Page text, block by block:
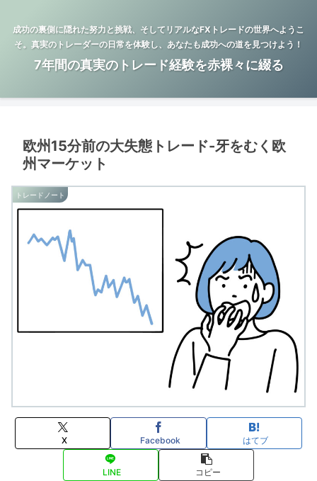
成功の裏側に隠れた努力と挑戦、そしてリアルなFXトレードの世界へようこ
そ。真実のトレーダーの日常を体験し、あなたも成功への道を見つけよう！
7年間の真実のトレード経験を赤裸々に綴る
欧州15分前の大失態トレード-牙をむく欧
州マーケット
トレードノート
X Facebook はてブ
LINE コピー